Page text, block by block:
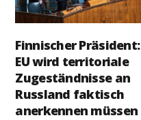
Finnischer Präsident:
EU wird territoriale
Zugeständnisse an
Russland faktisch
anerkennen müssen